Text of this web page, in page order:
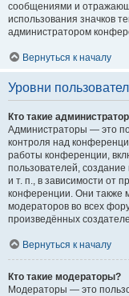
сообщениями и
использования значков
администратором
Вернуться к началу
Уровни
Кто такие
Администраторы — это
контроля над
работы конференции,
пользователей,
и т. п., в зависимости от
конференции. Они также
модераторов во всех
произведённых
Вернуться к началу
Кто такие модераторы?
Модераторы — это